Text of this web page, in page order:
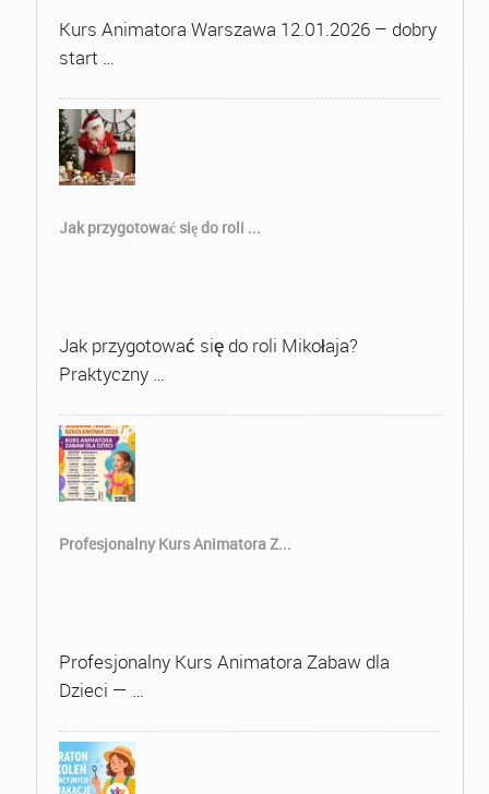
Kurs Animatora Warszawa 12.01.2026 – dobry
start …
Jak przygotować się do roli ...
Jak przygotować się do roli Mikołaja?
Praktyczny …
Profesjonalny Kurs Animatora Z...
Profesjonalny Kurs Animatora Zabaw dla
Dzieci — …